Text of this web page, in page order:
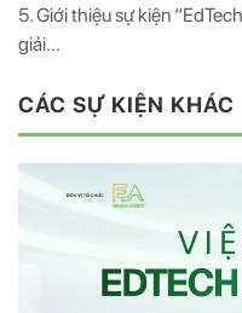
5. Giới thiệu sự kiện
giải...
CÁC SỰ KIỆN KHÁC